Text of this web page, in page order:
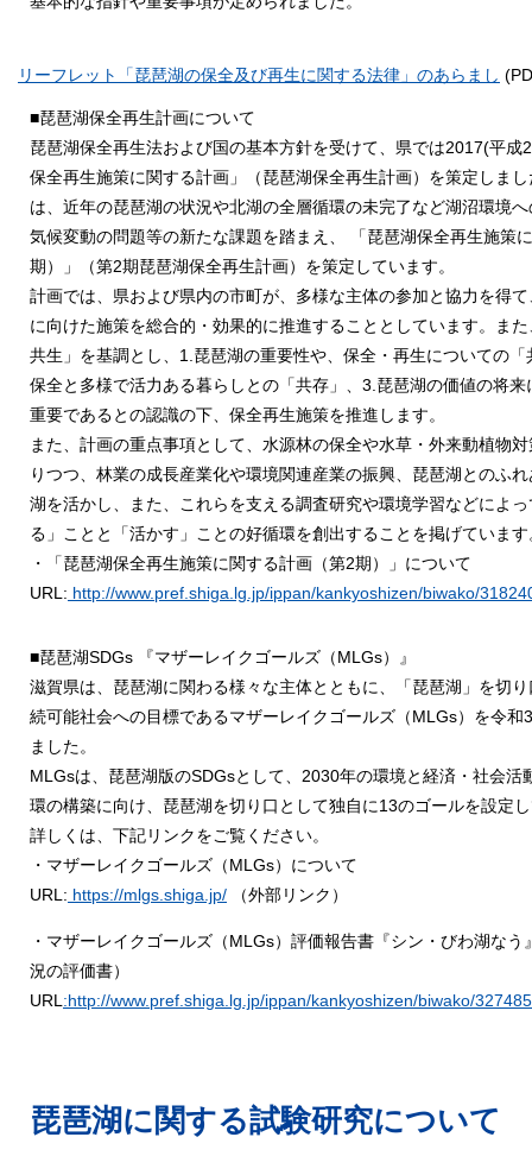
リーフレット「琵琶湖の保全及び再生に関する法律」のあらまし
■琵琶湖保全再生計画について
琵琶湖保全再生法および国の基本方針を受けて、県では2017(平成
保全再生施策に関する計画」（琵琶湖保全再生計画）を策定しま
は、近年の琵琶湖の状況や北湖の全層循環の未完了など湖沼環境
気候変動の問題等の新たな課題を踏まえ、 「琵琶湖保全再生施策
期）」（第2期琵琶湖保全再生計画）を策定しています。
計画では、県および県内の市町が、多様な主体の参加と協力を得
に向けた施策を総合的・効果的に推進することとしています。ま
共生」を基調とし、1.琵琶湖の重要性や、保全・再生についての
保全と多様で活力ある暮らしとの「共存」、3.琵琶湖の価値の将
重要であるとの認識の下、保全再生施策を推進します。
また、計画の重点事項として、水源林の保全や水草・外来動植物
りつつ、林業の成長産業化や環境関連産業の振興、琵琶湖とのふ
湖を活かし、また、これらを支える調査研究や環境学習などによ
る」ことと「活かす」ことの好循環を創出することを掲げています
・「琵琶湖保全再生施策に関する計画（第2期）」について
URL: http://www.pref.shiga.lg.jp/ippan/kankyoshizen/biwako/
■琵琶湖SDGs 『マザーレイクゴールズ（MLGs）』
滋賀県は、琵琶湖に関わる様々な主体とともに、「琵琶湖」を切
続可能社会への目標であるマザーレイクゴールズ（MLGs）を令和
ました。
MLGsは、琵琶湖版のSDGsとして、2030年の環境と経済・社会活
環の構築に向け、琵琶湖を切り口として独自に13のゴールを設定
詳しくは、下記リンクをご覧ください。
・マザーレイクゴールズ（MLGs）について
URL: https://mlgs.shiga.jp/ （外部リンク）
・マザーレイクゴールズ（MLGs）評価報告書『シン・びわ湖な
況の評価書）
URL :http://www.pref.shiga.lg.jp/ippan/kankyoshizen/biwako/
琵琶湖に関する試験研究について